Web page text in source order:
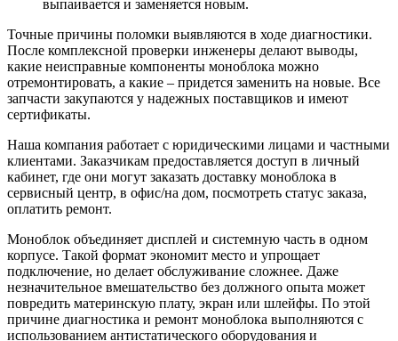
выпаивается и заменяется новым.
Точные причины поломки выявляются в ходе диагностики.
После комплексной проверки инженеры делают выводы,
какие неисправные компоненты моноблока можно
отремонтировать, а какие – придется заменить на новые. Все
запчасти закупаются у надежных поставщиков и имеют
сертификаты.
Наша компания работает с юридическими лицами и частными
клиентами. Заказчикам предоставляется доступ в личный
кабинет, где они могут заказать доставку моноблока в
сервисный центр, в офис/на дом, посмотреть статус заказа,
оплатить ремонт.
Моноблок объединяет дисплей и системную часть в одном
корпусе. Такой формат экономит место и упрощает
подключение, но делает обслуживание сложнее. Даже
незначительное вмешательство без должного опыта может
повредить материнскую плату, экран или шлейфы. По этой
причине диагностика и ремонт моноблока выполняются с
использованием антистатического оборудования и